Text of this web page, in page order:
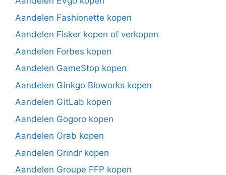
Aandelen Fashionette kopen
Aandelen Fisker kopen of verkopen
Aandelen Forbes kopen
Aandelen GameStop kopen
Aandelen Ginkgo Bioworks kopen
Aandelen GitLab kopen
Aandelen Gogoro kopen
Aandelen Grab kopen
Aandelen Grindr kopen
Aandelen Groupe FFP kopen